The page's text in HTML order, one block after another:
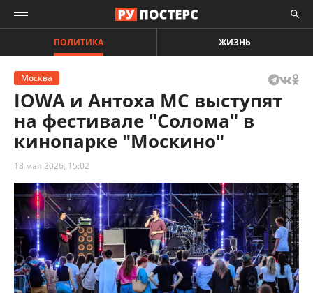
ПОЛИТИКА ЖИЗНЬ
Москва
IOWA и Антоха МС выступят
на фестивале "Солома" в
кинопарке "Москино"
18 мая 2026, 15:02